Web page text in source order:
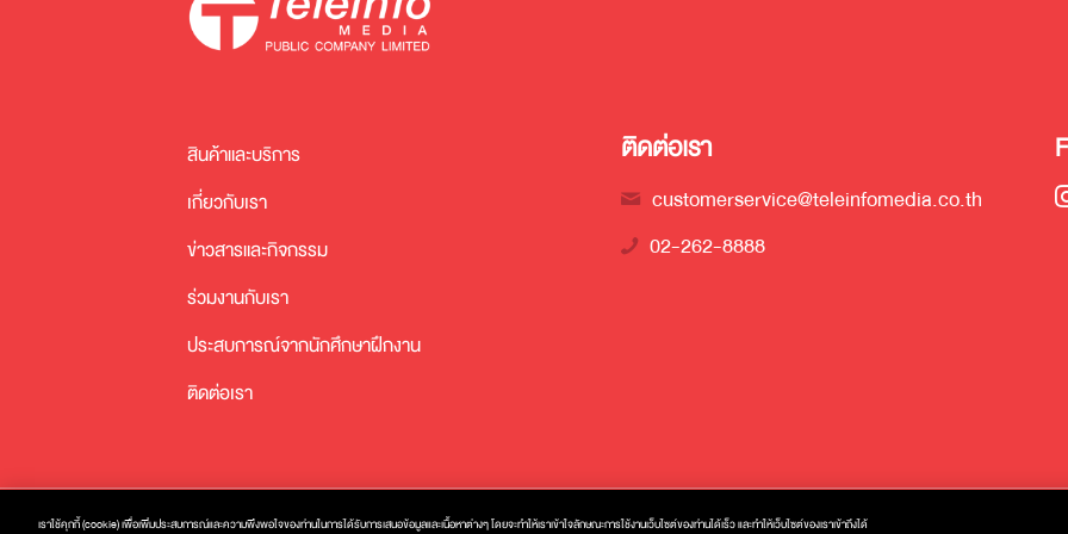
สินค้าและบริการ
เกี่ยวกับเรา
ข่าวสารและกิจกรรม
ร่วมงานกับเรา
ประสบการณ์จากนักศึกษาฝึกงาน
ติดต่อเรา
ติดต่อเรา
customerservice@teleinfomedia.co.th
02-262-8888
เราใช้คุกกี้ (cookie) เพื่อเพิ่มประสบการณ์และความพึงพอใจของท่านในการได้รับการเสนอข้อมูลและเนื้อหาต่างๆ โดยจะทำให้เราเข้าใจลักษณะการใช้งานเว็บไซต์ของท่านได้เร็ว และทำให้เว็บไซต์ของเราเข้าถึงได้